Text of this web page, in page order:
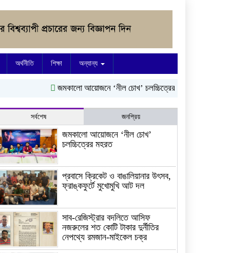
অর্থনীতি শিক্ষা অন্যান্য
জমকালো আয়োজনে ‘নীল চোখ’ চলচ্চিত্রের মহরত
সর্বশেষ জনপ্রিয়
জমকালো আয়োজনে ‘নীল চোখ’
চলচ্চিত্রের মহরত
প্রবাসে ক্রিকেট ও বাঙালিয়ানার উৎসব,
ফ্রাঙ্কফুর্টে মুখোমুখি আট দল
সাব-রেজিস্ট্রার বদলিতে আসিফ
নজরুলের শত কোটি টাকার দুর্নীতির
নেপথ্যে রমজান-মাইকেল চক্র